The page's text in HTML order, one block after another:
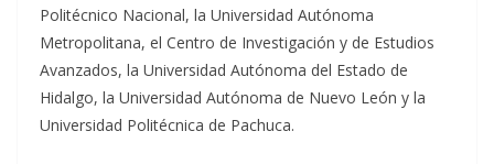
Politécnico Nacional, la Universidad Autónoma
Metropolitana, el Centro de Investigación y de Estudios
Avanzados, la Universidad Autónoma del Estado de
Hidalgo, la Universidad Autónoma de Nuevo León y la
Universidad Politécnica de Pachuca.